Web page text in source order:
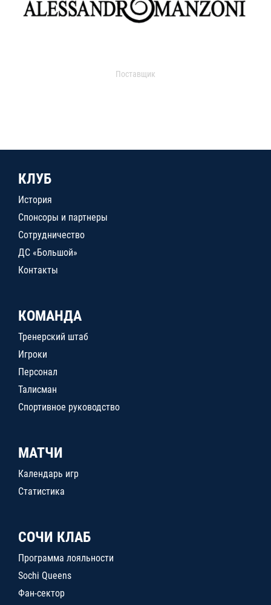
Поставщик
КЛУБ
История
Спонсоры и партнеры
Сотрудничество
ДС «Большой»
Контакты
КОМАНДА
Тренерский штаб
Игроки
Персонал
Талисман
Спортивное руководство
МАТЧИ
Календарь игр
Статистика
СОЧИ КЛАБ
Программа лояльности
Sochi Queens
Фан-сектор